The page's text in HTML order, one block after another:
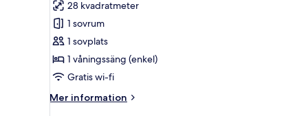
för
Delad
sovsal
-
Basic
-
sovsal
28 kvadratmeter
1 sovrum
1 sovplats
1 våningssäng (enkel)
Gratis wi-fi
Mer information
Mer